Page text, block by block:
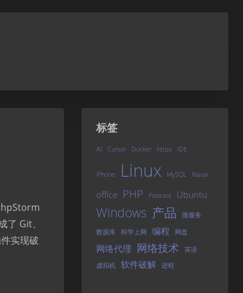
标签
AI Cursor Docker https IDE
iPhone Linux MySQL Naval
office PHP Podcast Ubuntu
Windows 产品 微服务
数据库 科学上网 编程 网盘
网络代理 网络技术
英语
虚拟机
软件破解 进程
Git、
实现破